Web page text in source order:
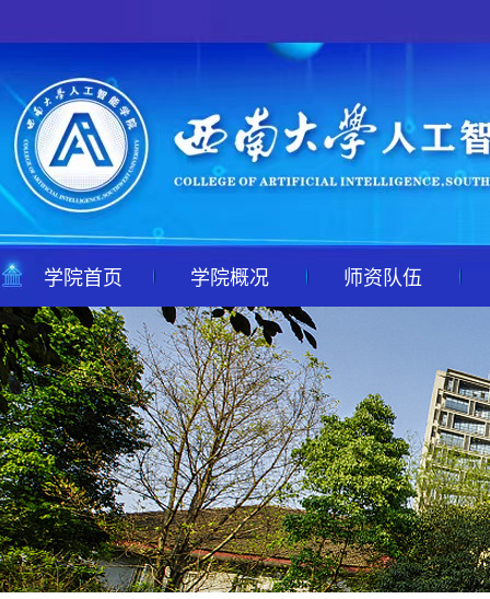
学院首页 学院概况 师资队伍